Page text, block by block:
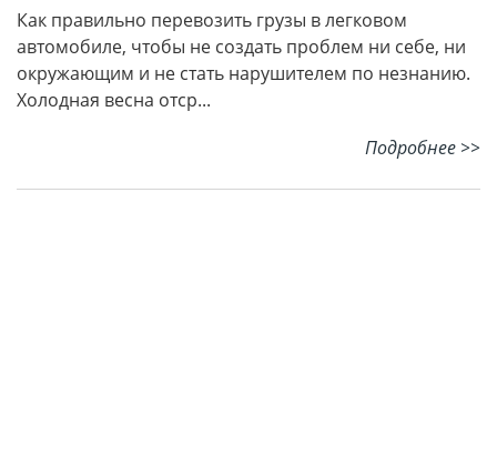
Как правильно перевозить грузы в легковом
автомобиле, чтобы не создать проблем ни себе, ни
окружающим и не стать нарушителем по незнанию.
Холодная весна отср...
Подробнее >>